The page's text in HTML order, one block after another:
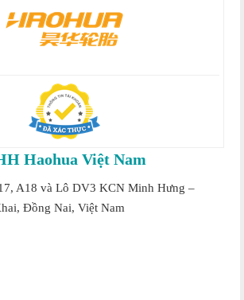
Haohua Việt Nam
A18 và Lô DV3 KCN Minh Hưng –
Đồng Nai, Việt Nam